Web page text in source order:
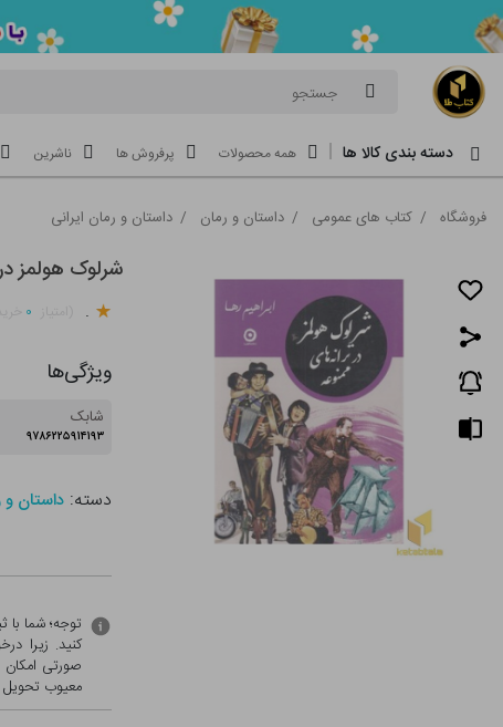
جستجو
دسته بندی کالا ها همه محصولات پرفروش ها ناشرین
فروشگاه / کتاب های عمومی / داستان و رمان / داستان و رمان ایرانی
شرلوک هولمز
. ۰
ویژگی‌ها
شابک
۹۷۸۶۲۲۵۹۱۴۱۹۳
دسته: داستان و
توجه؛ شما
کنید. زیرا
صورتی
معيوب تحویل